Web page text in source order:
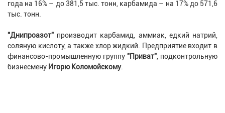
года на 16% – до 381,5 тыс. тонн, карбамида – на 17% до 571,6
тыс. тонн.
"Днипроазот" производит карбамид, аммиак, едкий натрий,
соляную кислоту, а также хлор жидкий. Предприятие входит в
финансово-промышленную группу "Приват", подконтрольную
бизнесмену Игорю Коломойскому.